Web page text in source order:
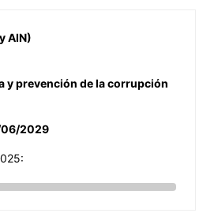
AIN)
y prevención de la corrupción
2029